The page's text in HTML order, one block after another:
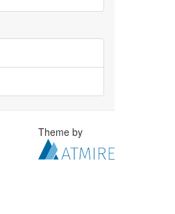
Theme by